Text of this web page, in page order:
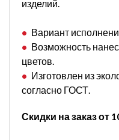
изделий.
Вариант
Возможность
цветов.
Изготовлен из
согласно ГОСТ.
Скидки на заказ от